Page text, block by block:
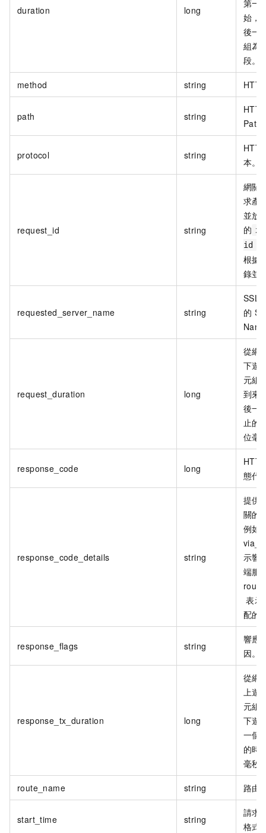
duration long
第一
始，
後一
組為
段。
method string HTTP
path string
HTTP
Path
protocol string
HTTP
本。
request_id string
網關
求產
並放
的
id
根據
錄並
requested_server_name string
SSL
的
request_duration long
從網
下遊
元組
到來
後一
止的
位毫
response_code long
HTTP
態代
response_code_details string
提供
關的
例如
示響
端服
表示
配的
response_flags string
響應
因。
response_tx_duration long
從網
上遊
元組
下遊
一個
的時
毫秒
route_name string 路由
start_time string
請求
格式